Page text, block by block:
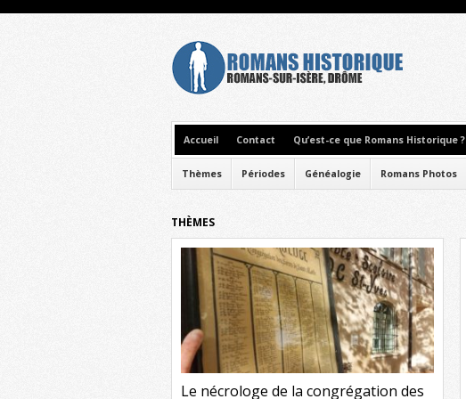
Accueil Contact Qu’est-ce que Romans Historique ?
Thèmes Périodes Généalogie Romans Photos
THÈMES
Le nécrologe de la congrégation des